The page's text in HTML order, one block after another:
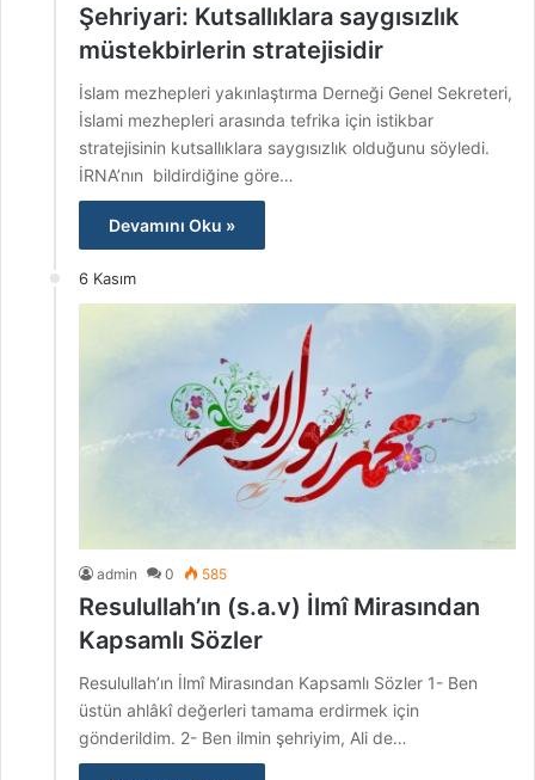
Şehriyari: Kutsallıklara saygısızlık
müstekbirlerin stratejisidir
İslam mezhepleri yakınlaştırma Derneği Genel Sekreteri,
İslami mezhepleri arasında tefrika için istikbar
stratejisinin kutsallıklara saygısızlık olduğunu söyledi.
İRNA’nın bildirdiğine göre…
Devamını Oku »
6 Kasım
admin 0 585
Resulullah’ın (s.a.v) İlmî Mirasından
Kapsamlı Sözler
Resulullah’ın İlmî Mirasından Kapsamlı Sözler 1- Ben
üstün ahlâkî değerleri tamama erdirmek için
gönderildim. 2- Ben ilmin şehriyim, Ali de…